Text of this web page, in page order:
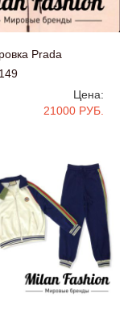
Prada
Цена:
21000 РУБ.